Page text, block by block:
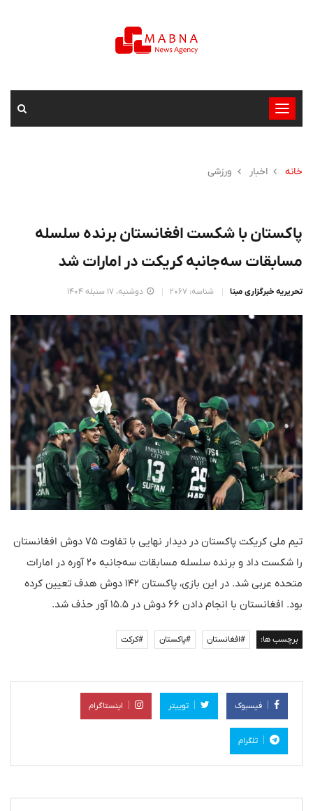
تغییر
وضعیت
خانه
اخبار ورزشی
پاکستان با شکست افغانستان برنده سلسله
مسابقات سه‌جانبه کریکت در امارات شد
تحریریه خبرگزاری مبنا شناسه: 2067 دوشنبه، 17 سنبله 1404
تیم ملی کریکت پاکستان در دیدار نهایی با تفاوت ۷۵ دوش افغانستان
را شکست داد و برنده سلسله مسابقات سه‌جانبه ۲۰ آوره در امارات
متحده عربی شد. در این بازی، پاکستان ۱۴۲ دوش هدف تعیین کرده
بود. افغانستان با انجام دادن ۶۶ دوش در ۱۵.۵ آور حذف شد.
برچسب ها: #افغانستان #پاکستان #کرکت
فیسبوک توییتر اینستاگرام
تلگرام